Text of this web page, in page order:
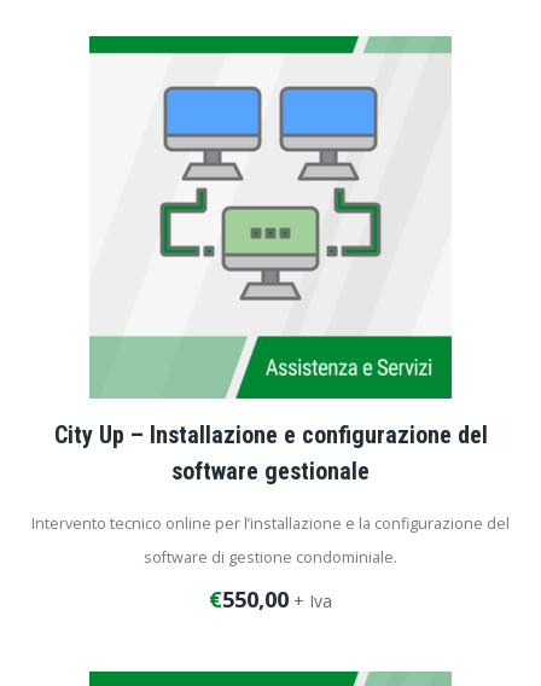
City Up – Installazione e configurazione del
software gestionale
Intervento tecnico online per l’installazione e la configurazione del
software di gestione condominiale.
Durata dell’intervento: 10 ore
€550,00 + Iva